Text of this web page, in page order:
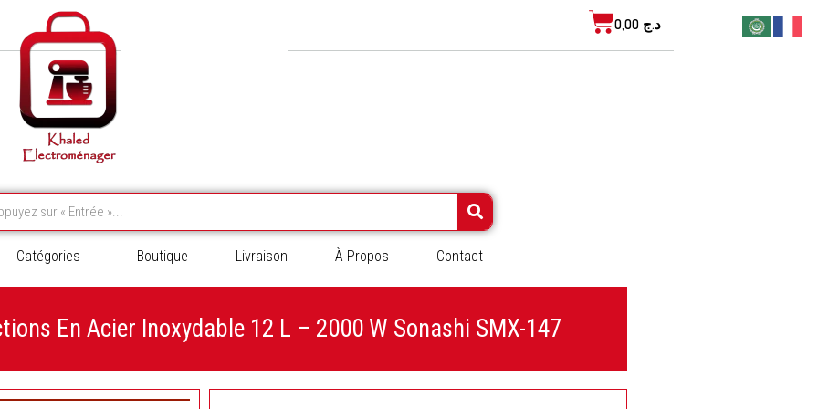
د.ج 0,00
Cart
Catégories Boutique Livraison À Propos Contact
En Acier Inoxydable 12 L – 2000 W Sonashi SMX-147